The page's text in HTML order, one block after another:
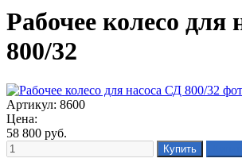
Рабочее колесо для
800/32
Артикул: 8600
Цена:
58 800 руб.